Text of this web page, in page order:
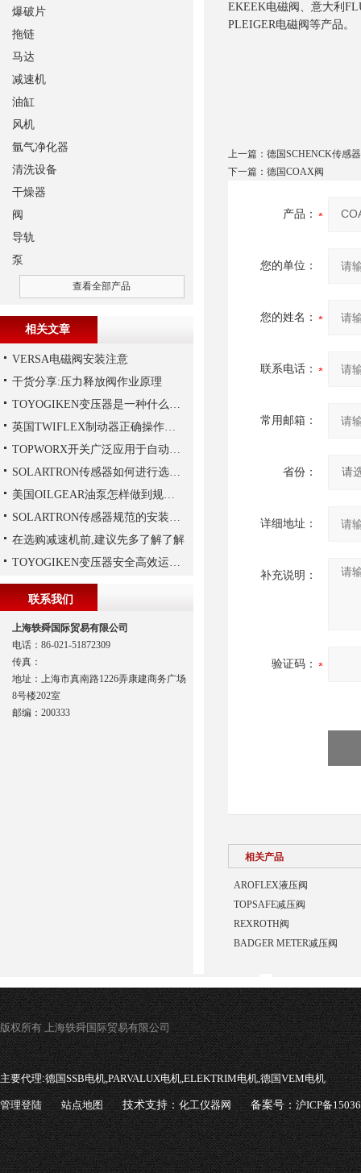
EKEEK电磁阀、意大利
上一篇： 德国SCHENCK传感器
下一篇： 德国COAX阀
产品：
您的单位：
您的姓名：
联系电话：
常用邮箱：
省份：
详细地址：
补充说明：
验证码：
相关产品
AROFLEX液压阀
TOPSAFE减压阀
REXROTH阀
BADGER METER减压阀
爆破片
拖链
马达
减速机
油缸
风机
氩气净化器
清洗设备
干燥器
阀
导轨
泵
查看全部产品
相关文章
VERSA电磁阀安装注意
干货分享:压力释放阀作业原理
TOYOGIKEN变压器是一种什么设备
英国TWIFLEX制动器正确操作方法
TOPWORX开关广泛应用于自动化控制领域
SOLARTRON传感器如何进行选择？
美国OILGEAR油泵怎样做到规范安装
SOLARTRON传感器规范的安装技巧
在选购减速机前,建议先多了解了解
TOYOGIKEN变压器安全高效运行指南：规范操作与长效维护
联系我们
上海轶舜国际贸易有限公司
电话：86-021-51872309
传真：
地址：上海市真南路1226弄康建商务广场
8号楼202室
邮编：200333
版权所有 上海轶舜国际贸易有限公司
主要代理:德国SSB电机,PARVALUX电机,ELEKTRIM电机,德国VEM电机
管理登陆 站点地图 技术支持：化工仪器网 备案号：沪ICP备